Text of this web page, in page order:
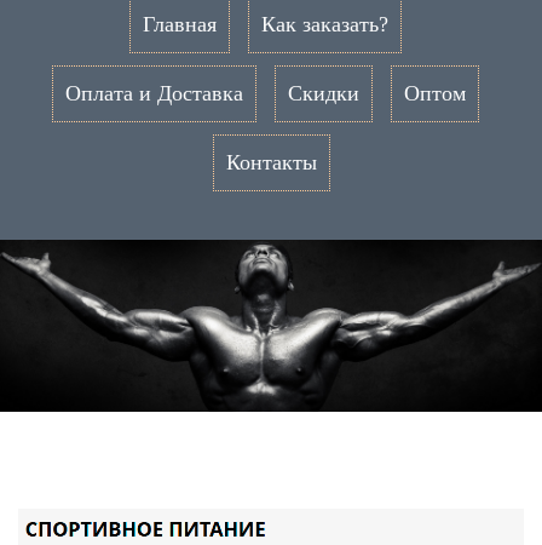
Главная Как заказать?
Оплата и Доставка Скидки Оптом
Контакты